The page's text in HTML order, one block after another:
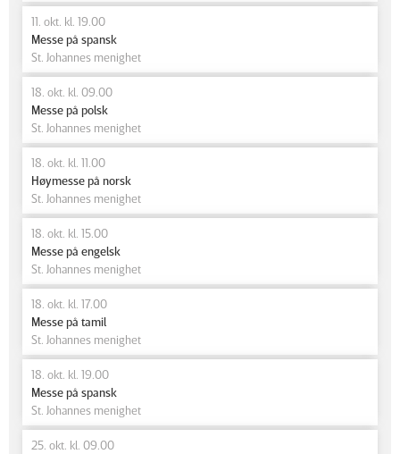
11. okt. kl. 19.00
Messe på spansk
St. Johannes menighet
18. okt. kl. 09.00
Messe på polsk
St. Johannes menighet
18. okt. kl. 11.00
Høymesse på norsk
St. Johannes menighet
18. okt. kl. 15.00
Messe på engelsk
St. Johannes menighet
18. okt. kl. 17.00
Messe på tamil
St. Johannes menighet
18. okt. kl. 19.00
Messe på spansk
St. Johannes menighet
25. okt. kl. 09.00